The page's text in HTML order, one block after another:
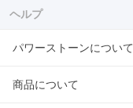
ヘルプ
パワーストーンについて
商品について